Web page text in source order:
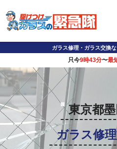
ガラス修理・ガラス交換
只今9時43分〜最
東京都
ガラス修